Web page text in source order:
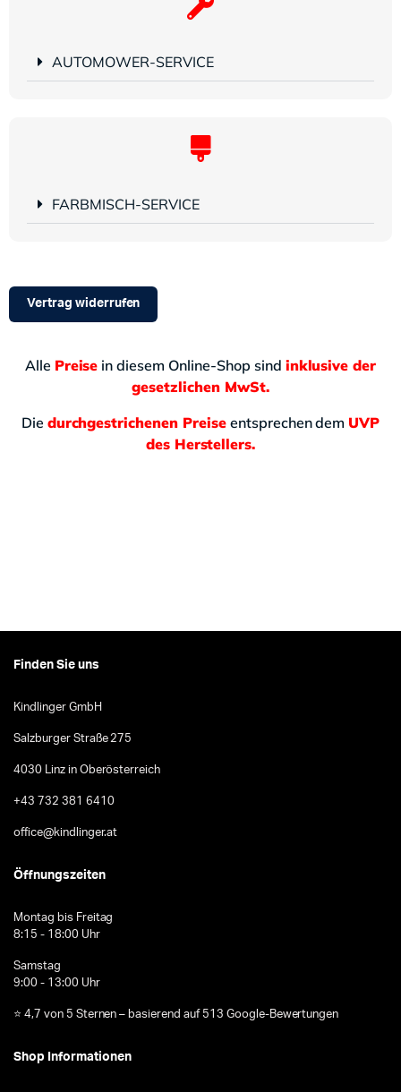
AUTOMOWER-SERVICE
FARBMISCH-SERVICE
Vertrag widerrufen
Alle Preise in diesem Online-Shop sind inklusive der
gesetzlichen MwSt.
Die durchgestrichenen Preiseentsprechen dem UVP
des Herstellers.
Finden Sie uns
Kindlinger GmbH
Salzburger Straße 275
4030 Linz in Oberösterreich
+43 732 381 6410
office@kindlinger.at
Öffnungszeiten
Montag bis Freitag
8:15 - 18:00 Uhr
Samstag
9:00 - 13:00 Uhr
⭐ 4,7 von 5 Sternen – basierend auf 513 Google-Bewertungen
Shop Informationen